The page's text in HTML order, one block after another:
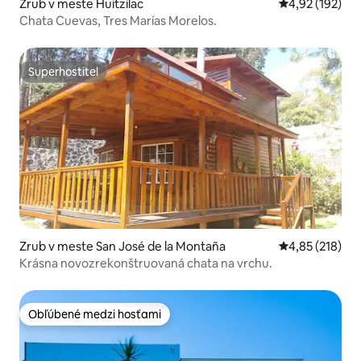
Zrub v meste Huitzilac Priemerné
4,92 (192)
Chata Cuevas, Tres Marías Morelos.
Superhostiteľ
Superhostiteľ
Zrub v meste San José de la Montaña Priemerné
4,85 (218)
Krásna novozrekonštruovaná chata na vrchu.
Obľúbené medzi hosťami
Obľúbené medzi hosťami